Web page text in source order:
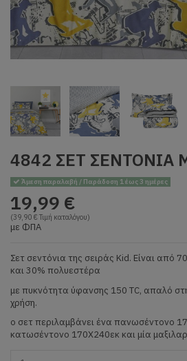
4842 ΣΕΤ ΣΕΝΤΟΝΙΑ
Άμεση παραλαβή / Παράδοση 1 έως 3 ημέρες
19,99 €
(39,90 € Τιμή καταλόγου)
με ΦΠΑ
Σετ σεντόνια της σειράς Kid. Είναι από
και 30% πολυεστέρα
με πυκνότητα ύφανσης 150 TC, απαλό
χρήση.
ο σετ περιλαμβάνει ένα πανωσέντονο
κατωσέντονο 170X240εκ και μία